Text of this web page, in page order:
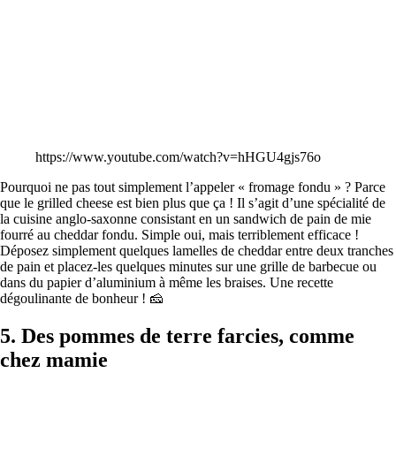
https://www.youtube.com/watch?v=hHGU4gjs76o
Pourquoi ne pas tout simplement l’appeler « fromage fondu » ? Parce
que le grilled cheese est bien plus que ça ! Il s’agit d’une spécialité de
la cuisine anglo-saxonne consistant en un sandwich de pain de mie
fourré au cheddar fondu. Simple oui, mais terriblement efficace !
Déposez simplement quelques lamelles de cheddar entre deux tranches
de pain et placez-les quelques minutes sur une grille de barbecue ou
dans du papier d’aluminium à même les braises. Une recette
dégoulinante de bonheur ! 🧀
5. Des pommes de terre farcies, comme
chez mamie